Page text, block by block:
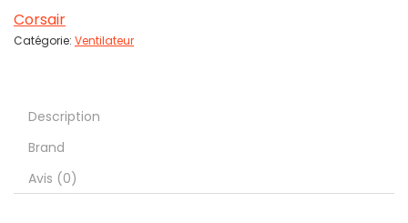
Corsair
Catégorie: Ventilateur
Description
Brand
Avis (0)